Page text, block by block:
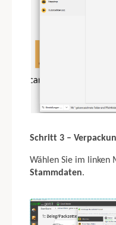
Schritt 3 –
Wählen Sie im linken
Stammdaten.